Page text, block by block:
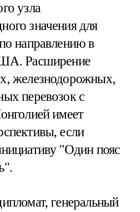
узла
значения для
направлению в
Расширение
железнодорожных,
перевозок с
имеет
если
"Один пояс
генеральный